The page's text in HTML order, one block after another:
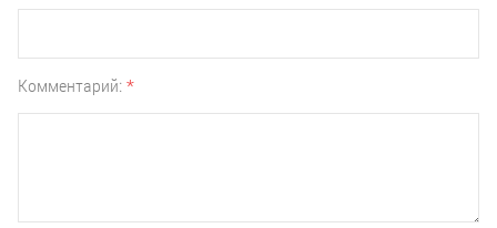
Комментарий: *